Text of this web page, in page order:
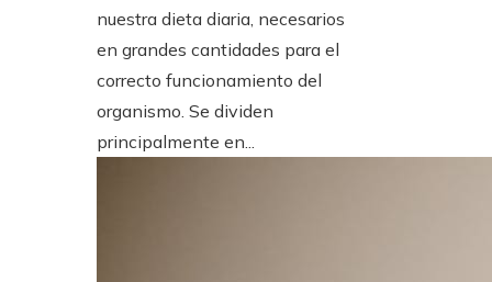
nuestra dieta diaria, necesarios
en grandes cantidades para el
correcto funcionamiento del
organismo. Se dividen
principalmente en...